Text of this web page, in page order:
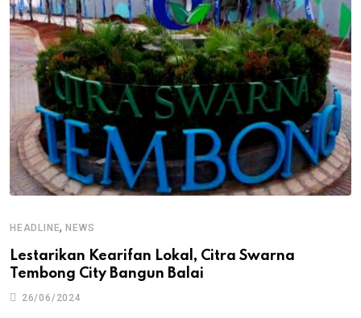
HEADLINE,NEWS
Lestarikan Kearifan Lokal, Citra Swarna
Tembong City Bangun Balai
26/06/2024